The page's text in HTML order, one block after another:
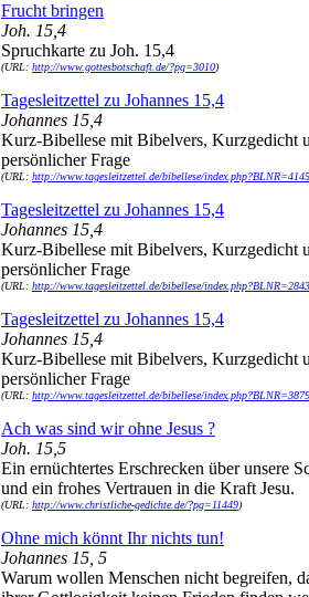
Frucht bringen
Joh. 15,4
Spruchkarte zu Joh. 15,4
(URL: http://www.gottesbotschaft.de/?pg=3010)
Tagesleitzettel zu Johannes 15,4
Johannes 15,4
Kurz-Bibellese mit Bibelvers, Kurzgedicht
persönlicher Frage
(URL: http://www.tagesleitzettel.de/bibellese/
Tagesleitzettel zu Johannes 15,4
Johannes 15,4
Kurz-Bibellese mit Bibelvers, Kurzgedicht
persönlicher Frage
(URL: http://www.tagesleitzettel.de/bibellese/index.php?BLNR=2843
Tagesleitzettel zu Johannes 15,4
Johannes 15,4
Kurz-Bibellese mit Bibelvers, Kurzgedicht
persönlicher Frage
(URL: http://www.tagesleitzettel.de/bibellese/index.php?BLNR=3879
Ach was sind wir ohne Jesus ?
Joh. 15,5
Ein ernüchtertes Erschrecken über unsere
und ein frohes Vertrauen in die Kraft Jesu.
(URL: http://www.christliche-gedichte.de/?pg=11449)
Ohne mich könnt Ihr nichts tun!
Johannes 15, 5
Warum wollen Menschen nicht begreifen,